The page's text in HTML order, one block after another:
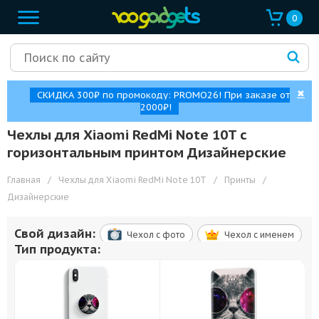
0
СКИДКА 300₽ по промокоду: PROMO26! При заказе от
2000₽!
✖
Чехлы для Xiaomi RedMi Note 10T с
горизонтальным принтом Дизайнерские
Главная / Чехлы для Xiaomi RedMi Note 10T / Принты
/
Дизайнерские
Свой дизайн: Чехол c фото Чехол c именем
Тип продукта: